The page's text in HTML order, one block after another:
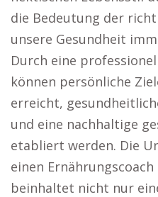
die Bedeutung der
unsere Gesundheit
Durch eine
können persönliche
erreicht,
und eine nachhaltige
etabliert werden. Die
einen
beinhaltet nicht nur